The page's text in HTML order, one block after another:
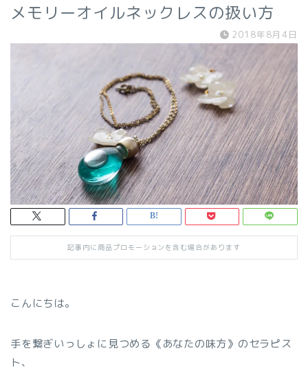
メモリーオイルネックレスの扱い方
2018年8月4日
記事内に商品プロモーションを含む場合があります
こんにちは。
手を繋ぎいっしょに見つめる《あなたの味方》のセラピス
ト、